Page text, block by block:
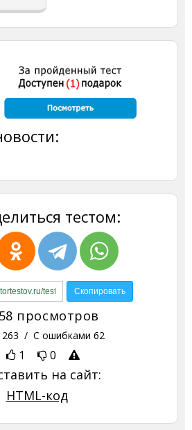
тестом:
просмотров
263 / С ошибками 62
1 0
на сайт:
HTML-код